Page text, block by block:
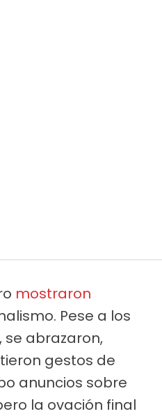
mostraron
Pese a los
se abrazaron,
gestos de
anuncios sobre
la ovación final